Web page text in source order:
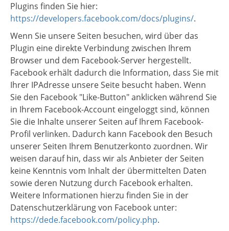
Plugins finden Sie hier:
https://developers.facebook.com/docs/plugins/.
Wenn Sie unsere Seiten besuchen, wird über das
Plugin eine direkte Verbindung zwischen Ihrem
Browser und dem Facebook-Server hergestellt.
Facebook erhält dadurch die Information, dass Sie mit
Ihrer IPAdresse unsere Seite besucht haben. Wenn
Sie den Facebook "Like-Button" anklicken während Sie
in Ihrem Facebook-Account eingeloggt sind, können
Sie die Inhalte unserer Seiten auf Ihrem Facebook-
Profil verlinken. Dadurch kann Facebook den Besuch
unserer Seiten Ihrem Benutzerkonto zuordnen. Wir
weisen darauf hin, dass wir als Anbieter der Seiten
keine Kenntnis vom Inhalt der übermittelten Daten
sowie deren Nutzung durch Facebook erhalten.
Weitere Informationen hierzu finden Sie in der
Datenschutzerklärung von Facebook unter:
https://dede.facebook.com/policy.php.